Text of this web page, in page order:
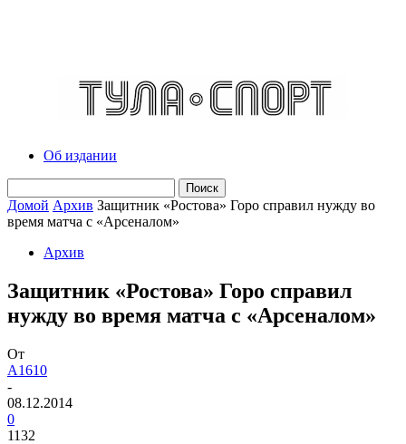
Об издании
Домой Архив Защитник «Ростова» Горо справил нужду во
время матча с «Арсеналом»
Архив
Защитник «Ростова» Горо справил
нужду во время матча с «Арсеналом»
От
A1610
-
08.12.2014
0
1132